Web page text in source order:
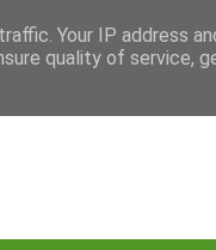
Your IP address
quality of service,